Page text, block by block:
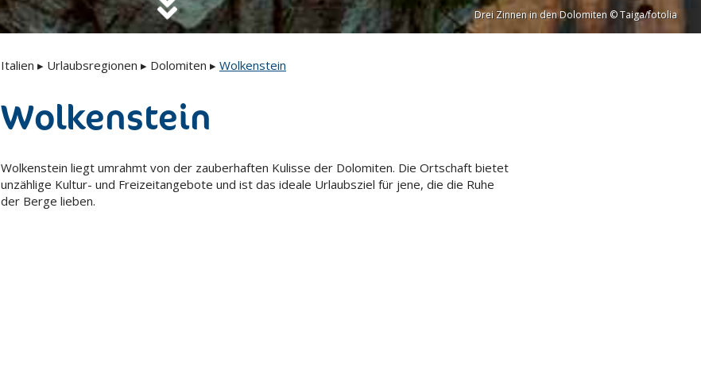
Drei Zinnen in den Dolomiten © Taiga/fotolia
Italien ▸ Urlaubsregionen ▸ Dolomiten ▸ Wolkenstein
Wolkenstein
Wolkenstein liegt umrahmt von der zauberhaften Kulisse der Dolomiten. Die Ortschaft bietet
unzählige Kultur- und Freizeitangebote und ist das ideale Urlaubsziel für jene, die die Ruhe
der Berge lieben.